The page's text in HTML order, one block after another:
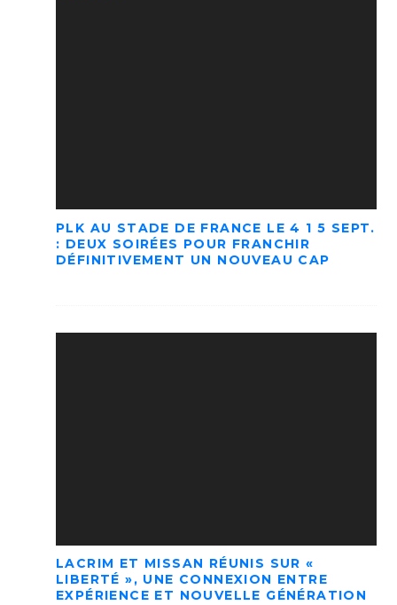
PLK AU STADE DE FRANCE LE 4 1 5 SEPT.
: DEUX SOIRÉES POUR FRANCHIR
DÉFINITIVEMENT UN NOUVEAU CAP
LACRIM ET MISSAN RÉUNIS SUR «
LIBERTÉ », UNE CONNEXION ENTRE
EXPÉRIENCE ET NOUVELLE GÉNÉRATION